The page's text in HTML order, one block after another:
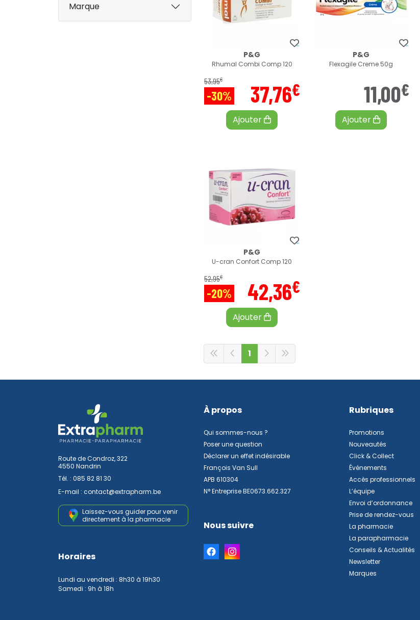
P&G
Rhumal Combi Comp 120
53,95€
-30% 37,76€
Ajouter
P&G
Flexagile Creme 50g
11,00€
Ajouter
P&G
U-cran Confort Comp 120
52,95€
-20% 42,36€
Ajouter
1
Marque
Route de Condroz, 322
4550 Nandrin
Tél. : 085 82 81 30
E-mail : contact@extrapharm.be
Laissez-vous guider pour venir
directement à la pharmacie
Horaires
Lundi au vendredi : 8h30 à 19h30
Samedi : 9h à 18h
À propos
Qui sommes-nous ?
Poser une question
Déclarer un effet indésirable
François Van Sull
APB 610304
N° Entreprise BE0673.662.327
Nous suivre
Rubriques
Promotions
Nouveautés
Click & Collect
Événements
Accès professionnels
L’équipe
Envoi d’ordonnance
Prise de rendez-vous
La pharmacie
La parapharmacie
Conseils & Actualités
Newsletter
Marques